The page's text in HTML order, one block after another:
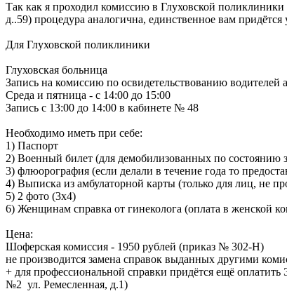
Так как я проходил комиссию в Глуховской
д..59) процедура аналогична, единственное вам придётся
Для Глуховской поликлиники
Глуховская больница
Запись на комиссию по освидетельствованию водителей
Среда и пятница - с 14:00 до 15:00
Запись с 13:00 до 14:00 в кабинете № 48
Необходимо иметь при себе:
1) Паспорт
2) Военный билет (для демобилизованных по состоянию
3) флюорография (если делали в течение года то
4) Выписка из амбулаторной карты (только для лиц, не
5) 2 фото (3х4)
6) Женщинам справка от гинеколога (оплата в женской
Цена:
Шоферская комиссия - 1950 рублей (приказ № 302-Н)
не производится замена справок выданных другими
+ для профессиональной справки придётся ещё
№2 ул. Ремесленная, д.1)